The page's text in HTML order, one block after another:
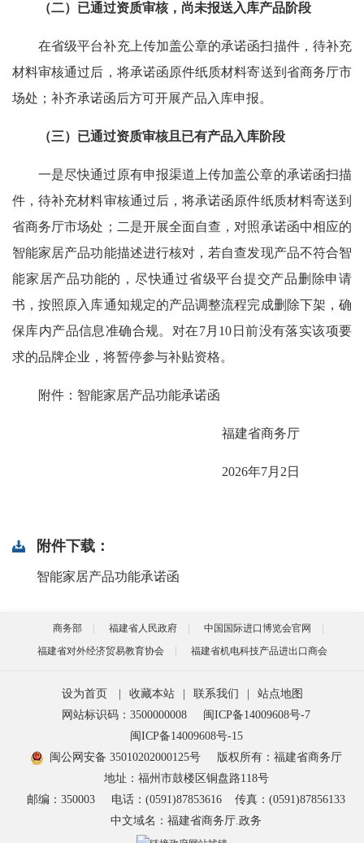
（二）已通过资质审核，尚未报送入库产品阶段
在省级平台补充上传加盖公章的承诺函扫描件，待补充
材料审核通过后，将承诺函原件纸质材料寄送到省商务厅市
场处；补齐承诺函后方可开展产品入库申报。
（三）已通过资质审核且已有产品入库阶段
一是尽快通过原有申报渠道上传加盖公章的承诺函扫描
件，待补充材料审核通过后，将承诺函原件纸质材料寄送到
省商务厅市场处；二是开展全面自查，对照承诺函中相应的
智能家居产品功能描述进行核对，若自查发现产品不符合智
能家居产品功能的，尽快通过省级平台提交产品删除申请
书，按照原入库通知规定的产品调整流程完成删除下架，确
保库内产品信息准确合规。对在7月10日前没有落实该项要
求的品牌企业，将暂停参与补贴资格。
附件：智能家居产品功能承诺函
福建省商务厅
2026年7月2日
附件下载：
智能家居产品功能承诺函
商务部 福建省人民政府
中国国际进口博览会官网
福建省对外经济贸易教育协会
福建省机电科技产品进出口商会
设为首页 收藏本站 联系我们
站点地图
网站标识码：3500000008
闽ICP备14009608号-7
闽ICP备14009608号-15
闽公网安备 35010202000125号
版权所有：福建省商务厅
地址：福州市鼓楼区铜盘路118号
邮编：350003
电话：(0591)87853616
传真：(0591)87856133
中文域名：福建省商务厅.政务